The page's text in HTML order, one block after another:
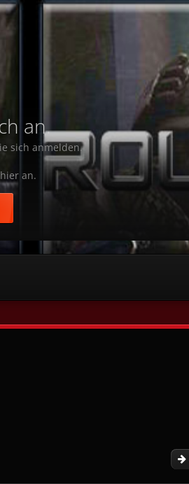
an.
sich anmelden.
an.